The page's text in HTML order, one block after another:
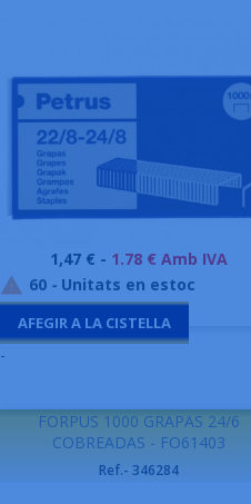
Preu
1,47 € - 1.78 € Amb IVA
 60 - Unitats en estoc
AFEGIR A LA CISTELLA
-
FORPUS 1000 GRAPAS 24/6
COBREADAS - FO61403
Ref.- 346284